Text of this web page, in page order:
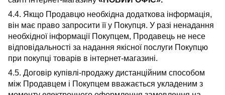
4.4. Якщо Продавцю необхідна додаткова інформація,
він має право запросити її у Покупця. У разі ненадання
необхідної інформації Покупцем, Продавець не несе
відповідальності за надання якісної послуги Покупцю
при покупці товарів в інтернет-магазині.
4.5. Договір купівлі-продажу дистанційним способом
між Продавцем і Покупцем вважається укладеним з